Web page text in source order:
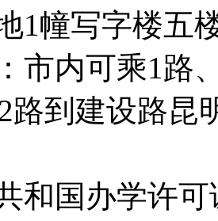
1幢写字楼五
市内可乘1路
路到建设路昆
和国办学许可